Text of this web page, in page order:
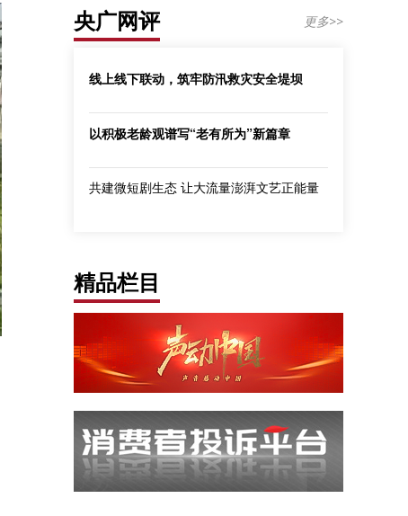
央广网评 更多>>
线上线下联动，筑牢防汛救灾安全堤坝
以积极老龄观谱写“老有所为”新篇章
共建微短剧生态 让大流量澎湃文艺正能量
精品栏目